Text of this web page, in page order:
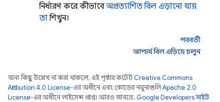
নির্ধারণ করে কীভাবেঅপ্রত্যাশিত বিল এড়ানো যায়
তাশিখুন।
পরবর্তী
আশ্চর্য বিল এড়িয়ে চলুন
অন্য কিছু উল্লেখ না করা থাকলে, এই পৃষ্ঠার কন্টেন্টCreative Commons
Attribution 4.0 License-এর অধীনে এবং কোডের নমুনাগুলিApache 2.0
License-এর অধীনে লাইসেন্স প্রাপ্ত। আরও জানতে,Google Developers সাইট